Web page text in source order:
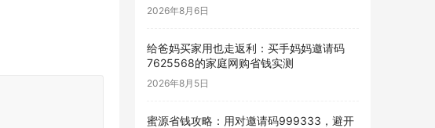
2026年8月6日
给爸妈买家用也走返利：买手妈妈邀请码
7625568的家庭网购省钱实测
2026年8月5日
蜜源省钱攻略：用对邀请码999333，避开